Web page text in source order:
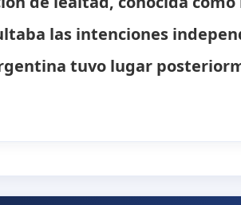
las intenciones
tuvo lugar